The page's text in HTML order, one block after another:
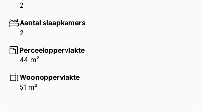
2
Aantal slaapkamers
2
Perceeloppervlakte
44 m²
Woonoppervlakte
51 m²